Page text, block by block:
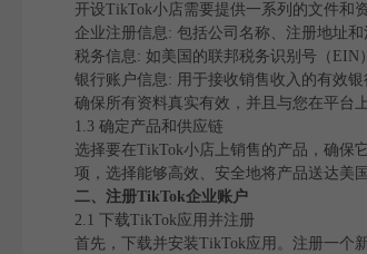
开设TikTok小店需要提供一系列的文件和
企业注册信息: 包括公司名称、注册地址和
税务信息: 如美国的联邦税务识别号（EIN
银行账户信息: 用于接收销售收入的有效银
确保所有资料真实有效，并且与您在平台
1.3 确定产品和供应链
选择要在TikTok小店上销售的产品，确保
项，选择能够高效、安全地将产品送达美
二、注册TikTok企业账户
2.1 下载TikTok应用并注册
首先，下载并安装TikTok应用。注册一个